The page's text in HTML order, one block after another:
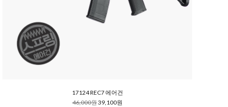
17124 REC7 에어건
46,000원39,100원